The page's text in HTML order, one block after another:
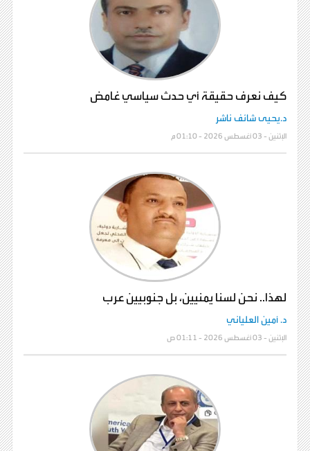
كيف نعرف حقيقة أي حدث سياسي غامض
د.يحيى شائف ناشر
الإثنين - 03 أغسطس 2026 - 01:10 م
لهذا.. نحن لسنا يمنيين، بل جنوبيين عرب
د. أمين العلياني
الإثنين - 03 أغسطس 2026 - 01:11 ص